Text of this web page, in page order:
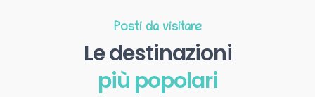
Posti da visitare
Le destinazioni
più popolari